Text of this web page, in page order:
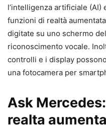
l’intelligenza artificiale (AI)
funzioni di realtà
digitate su uno schermo
riconoscimento vocale.
controlli e i display
una fotocamera per
Ask
realta